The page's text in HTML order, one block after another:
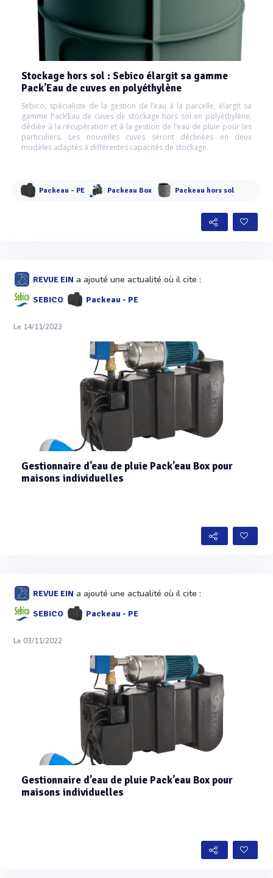
Stockage hors sol : Sebico élargit sa gamme
Pack’Eau de cuves en polyéthylène
Sebico, spécialiste de la gestion de l’eau à la parcelle, élargit sa
gamme Pack’Eau de cuves de stockage hors sol en polyéthylène,
dédiée à la récupération et à la gestion de l’eau de pluie pour les
particuliers. Les nouvelles cuves seront déclinées en deux
modèles adaptés à différentes capacités de stockage.
Packeau - PE Packeau Box Packeau hors sol
REVUE EIN a ajouté une actualité où il cite :
SEBICO Packeau - PE
Le 14/11/2023
Gestionnaire d’eau de pluie Pack’eau Box pour
maisons individuelles
REVUE EIN a ajouté une actualité où il cite :
SEBICO Packeau - PE
Le 03/11/2022
Gestionnaire d’eau de pluie Pack’eau Box pour
maisons individuelles